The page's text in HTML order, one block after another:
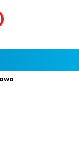
Stimulus Baru